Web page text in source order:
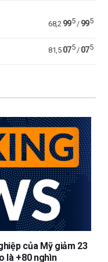
68,2 995/ 995
81,5 075/ 075
của Mỹ giảm 23
là +80 nghìn